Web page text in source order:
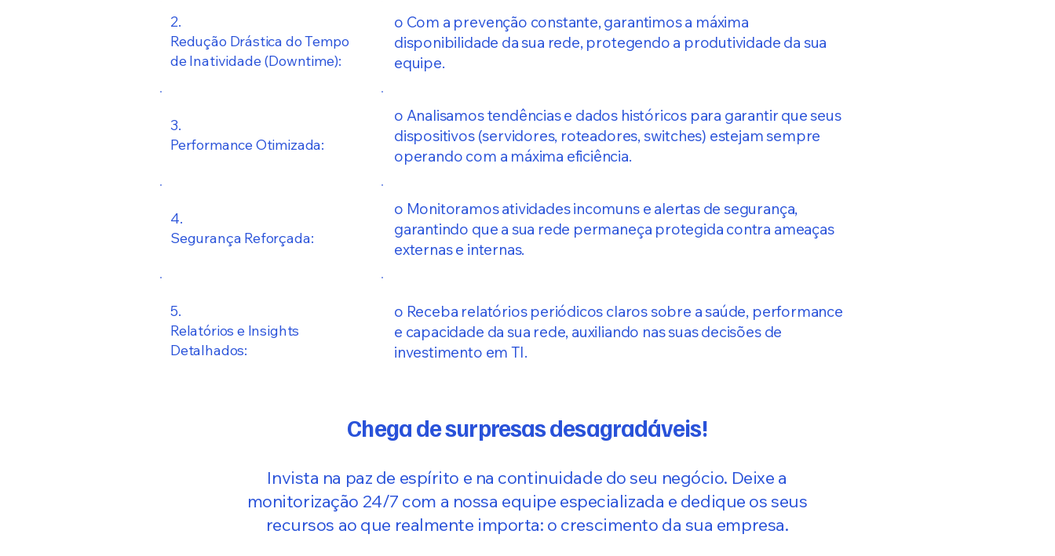
2.
Redução Drástica do Tempo
de Inatividade (Downtime):
o Com a prevenção constante, garantimos a máxima
disponibilidade da sua rede, protegendo a produtividade da sua
equipe.
3.
Performance Otimizada:
o Analisamos tendências e dados históricos para garantir que seus
dispositivos (servidores, roteadores, switches) estejam sempre
operando com a máxima eficiência.
4.
Segurança Reforçada:
5.
Relatórios e Insights
Detalhados:
o Monitoramos atividades incomuns e alertas de segurança,
garantindo que a sua rede permaneça protegida contra ameaças
externas e internas.
o Receba relatórios periódicos claros sobre a saúde, performance
e capacidade da sua rede, auxiliando nas suas decisões de
investimento em TI.
Chega de surpresas desagradáveis!
Invista na paz de espírito e na continuidade do seu negócio. Deixe a
monitorização 24/7 com a nossa equipe especializada e dedique os seus
recursos ao que realmente importa: o crescimento da sua empresa.